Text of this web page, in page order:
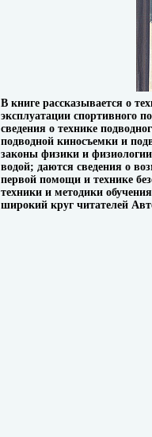
В книге рассказывается о
эксплуатации спортивного
сведения о технике
подводной киносъемки и
законы физики и
водой; даются сведения о
первой помощи и технике
техники и методики
широкий круг читателей